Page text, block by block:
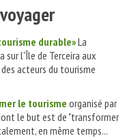
durable»La
sur l'Île de Terceira aux
acteurs du tourisme
le tourisme organisé par
le but est de "transformer
en même temps...